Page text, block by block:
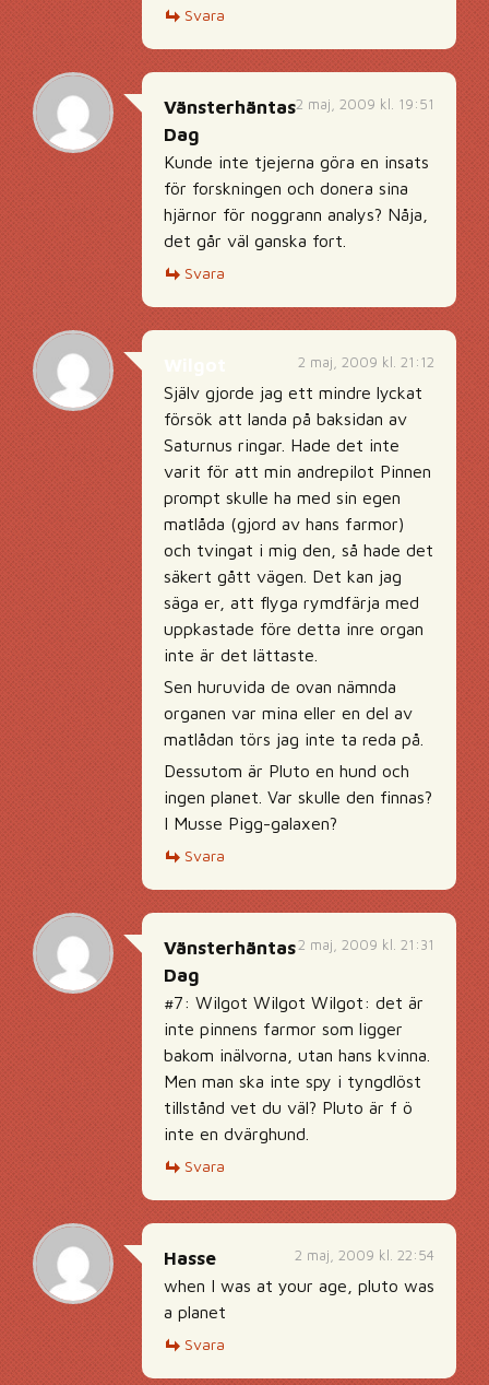
Svara
2 maj, 2009 kl. 19:51
Vänsterhäntas
Dag
Kunde inte tjejerna göra en insats
för forskningen och donera sina
hjärnor för noggrann analys? Nåja,
det går väl ganska fort.
Svara
2 maj, 2009 kl. 21:12
Själv gjorde jag ett mindre lyckat
försök att landa på baksidan av
Saturnus ringar. Hade det inte
varit för att min andrepilot Pinnen
prompt skulle ha med sin egen
matlåda (gjord av hans farmor)
och tvingat i mig den, så hade det
säkert gått vägen. Det kan jag
säga er, att flyga rymdfärja med
uppkastade före detta inre organ
inte är det lättaste.
Sen huruvida de ovan nämnda
organen var mina eller en del av
matlådan törs jag inte ta reda på.
Dessutom är Pluto en hund och
ingen planet. Var skulle den finnas?
I Musse Pigg-galaxen?
Svara
2 maj, 2009 kl. 21:31
Vänsterhäntas
Dag
#7: Wilgot Wilgot Wilgot: det är
inte pinnens farmor som ligger
bakom inälvorna, utan hans kvinna.
Men man ska inte spy i tyngdlöst
tillstånd vet du väl? Pluto är f ö
inte en dvärghund.
Svara
2 maj, 2009 kl. 22:54
Hasse
when I was at your age, pluto was
a planet
Svara